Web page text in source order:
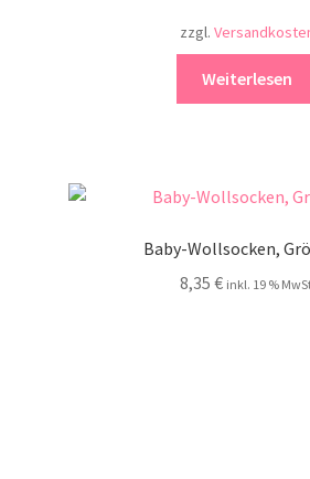
zzgl.
Weiterlesen
Baby-Wollsocken,
8,35 € inkl. 19 %